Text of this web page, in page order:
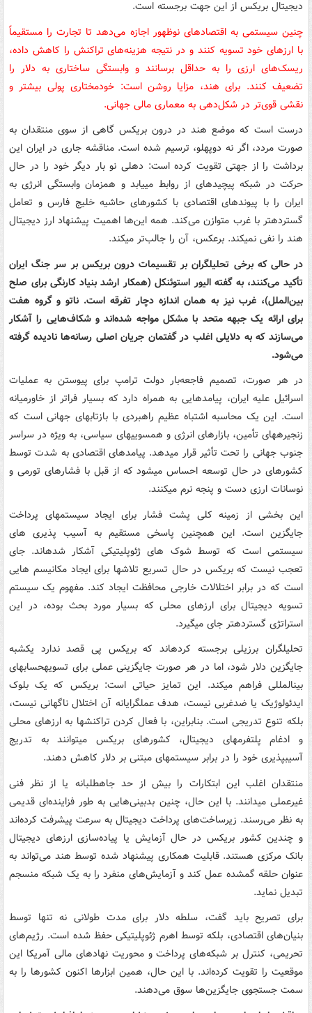
دیجیتال بریکس از این جهت برجسته است.
چنین سیستمی به اقتصادهای نوظهور اجازه می‌دهد تا تجارت را مستقیماً
با ارزهای خود تسویه کنند و در نتیجه هزینه‌های تراکنش را کاهش داده،
ریسک‌های ارزی را به حداقل برسانند و وابستگی ساختاری به دلار را
تضعیف کنند. برای هند، مزایا روشن است: خودمختاری پولی بیشتر و
نقشی قوی‌تر در شکل‌دهی به معماری مالی جهانی.
درست است که موضع هند در درون بریکس گاهی از سوی منتقدان به
صورت مردد، اگر نه دوپهلو، ترسیم شده است. مناقشه جاری در ایران این
برداشت را از جهتی تقویت کرده است: دهلی نو بار دیگر خود را در حال
حرکت در شبکه پیچیدهای از روابط مییابد و همزمان وابستگی انرژی به
ایران را با پیوندهای اقتصادی با کشورهای حاشیه خلیج فارس و تعامل
گستردهتر با غرب متوازن می‌کند. همه این‌ها اهمیت پیشنهاد ارز دیجیتال
هند را نفی نمیکند. برعکس، آن را جالب‌تر میکند.
در حالی که برخی تحلیلگران بر تقسیمات درون بریکس بر سر جنگ ایران
تأکید می‌کنند، به گفته الیور استوئنکل (همکار ارشد بنیاد کارنگی برای صلح
بین‌الملل)، غرب نیز به همان اندازه دچار تفرقه است. ناتو و گروه هفت
برای ارائه یک جبهه متحد با مشکل مواجه شده‌اند و شکاف‌هایی را آشکار
می‌سازند که به دلایلی اغلب در گفتمان جریان اصلی رسانه‌ها نادیده گرفته
می‌شود.
در هر صورت، تصمیم فاجعه‌بار دولت ترامپ برای پیوستن به عملیات
اسرائیل علیه ایران، پیامدهایی به همراه دارد که بسیار فراتر از خاورمیانه
است. این یک محاسبه اشتباه عظیم راهبردی با بازتابهای جهانی است که
زنجیرههای تأمین، بازارهای انرژی و همسوییهای سیاسی، به ویژه در سراسر
جنوب جهانی را تحت تأثیر قرار میدهد. پیامدهای اقتصادی به شدت توسط
کشورهای در حال توسعه احساس میشود که از قبل با فشارهای تورمی و
نوسانات ارزی دست و پنجه نرم میکنند.
این بخشی از زمینه کلی پشت فشار برای ایجاد سیستمهای پرداخت
جایگزین است. این همچنین پاسخی مستقیم به آسیب پذیری های
سیستمی است که توسط شوک های ژئوپلیتیکی آشکار شدهاند. جای
تعجب نیست که بریکس در حال تسریع تلاشها برای ایجاد مکانیسم هایی
است که در برابر اختلالات خارجی محافظت ایجاد کند. مفهوم یک سیستم
تسویه دیجیتال برای ارزهای محلی که بسیار مورد بحث بوده، در این
استراتژی گستردهتر جای میگیرد.
تحلیلگران برزیلی برجسته کردهاند که بریکس پی قصد ندارد یکشبه
جایگزین دلار شود، اما در هر صورت جایگزینی عملی برای تسویهحسابهای
بینالمللی فراهم میکند. این تمایز حیاتی است: بریکس که یک بلوک
ایدئولوژیک یا ضدغربی نیست، هدف عملگرایانه آن اختلال ناگهانی نیست،
بلکه تنوع تدریجی است. بنابراین، با فعال کردن تراکنشها به ارزهای محلی
و ادغام پلتفرمهای دیجیتال، کشورهای بریکس میتوانند به تدریج
آسیبپذیری خود را در برابر سیستمهای مبتنی بر دلار کاهش دهند.
منتقدان اغلب این ابتکارات را بیش از حد جاهطلبانه یا از نظر فنی
غیرعملی میدانند. با این حال، چنین بدبینی‌هایی به طور فزاینده‌ای قدیمی
به نظر می‌رسند. زیرساخت‌های پرداخت دیجیتال به سرعت پیشرفت کرده‌اند
و چندین کشور بریکس در حال آزمایش یا پیاده‌سازی ارزهای دیجیتال
بانک مرکزی هستند. قابلیت همکاری پیشنهاد شده توسط هند می‌تواند به
عنوان حلقه گمشده عمل کند و آزمایش‌های منفرد را به یک شبکه منسجم
تبدیل نماید.
برای تصریح باید گفت، سلطه دلار برای مدت طولانی نه تنها توسط
بنیان‌های اقتصادی، بلکه توسط اهرم ژئوپلیتیکی حفظ شده است. رژیم‌های
تحریمی، کنترل بر شبکه‌های پرداخت و محوریت نهادهای مالی آمریکا این
موقعیت را تقویت کرده‌اند. با این حال، همین ابزارها اکنون کشورها را به
سمت جستجوی جایگزین‌ها سوق می‌دهند.